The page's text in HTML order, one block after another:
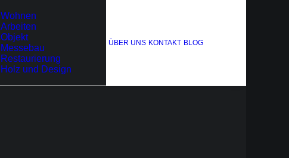
Wohnen
Arbeiten
Objekt
Messebau
Restaurierung
Holz und Design
ÜBER UNS KONTAKT BLOG